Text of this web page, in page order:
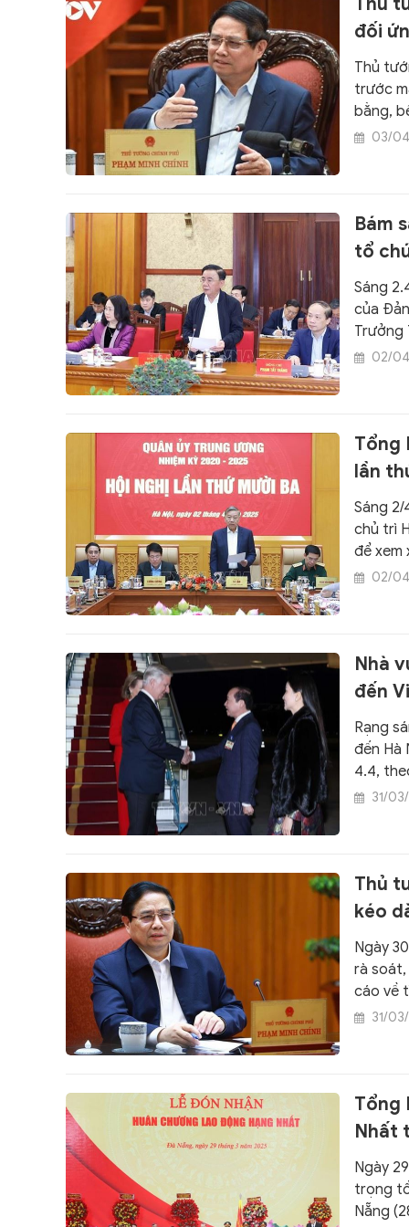
Báo
đối
Thủ
trước
bằng,
03/
Bám
tổ
Sáng
của
Trưởng
02/
Tổng
lần
Sáng
chủ trì
để xem
mạnh"
02/
Nhà
đến
Rạng
đến Hà
4.4,
31/
Thủ
kéo
Ngày
rà soát,
cáo về
vướng
31/
Tổng
Nhất
Ngày
trọng
Nẵng